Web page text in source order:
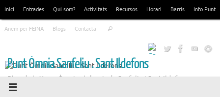
content
Inici Entrades Qui som? Activitats Recursos Horari Barris Info Punt
Anem per FEINA Blogs Contacta Search
Punt Òmnia Sanfeliu . Sant Ildefons
Blog de la Xarxa Òmnia als barris de Sanfeliu i Sant Ildefons